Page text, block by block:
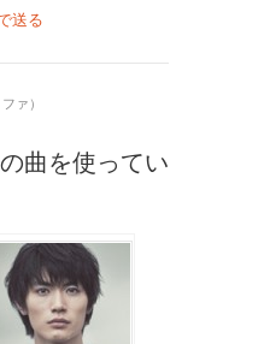
ァ）
曲を使ってい